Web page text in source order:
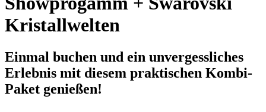
Kristallwelten
Einmal buchen und ein unvergessliches
Erlebnis mit diesem praktischen Kombi-
Paket genießen!